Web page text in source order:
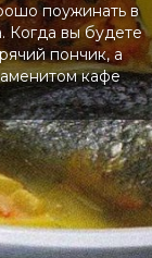
поужинать в
Когда вы будете
пончик, а
кафе